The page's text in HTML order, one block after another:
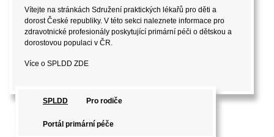
Vítejte na stránkách Sdružení praktických lékařů pro děti a
dorost České republiky. V této sekci naleznete informace pro
zdravotnické profesionály poskytující primární péči o dětskou a
dorostovou populaci v ČR.
Více o SPLDD ZDE
SPLDD Pro rodiče
Portál primární péče